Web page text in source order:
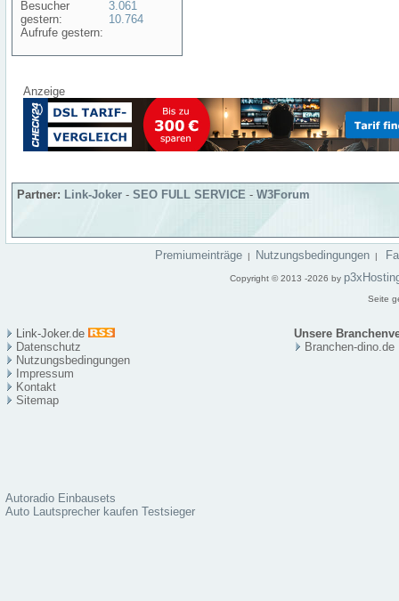
Besucher
gestern:
Aufrufe gestern:
3.061
10.764
Anzeige
Partner: Link-Joker - SEO FULL SERVICE - W3Forum
Premiumeinträge | Nutzungsbedingungen |
Copyright © 2013 -2026 by
Seite
Link-Joker.de
Unsere
Datenschutz
Nutzungsbedingungen
Impressum
Kontakt
Sitemap
Branchen-dino.de
Autoradio Einbausets
Auto Lautsprecher kaufen Testsieger